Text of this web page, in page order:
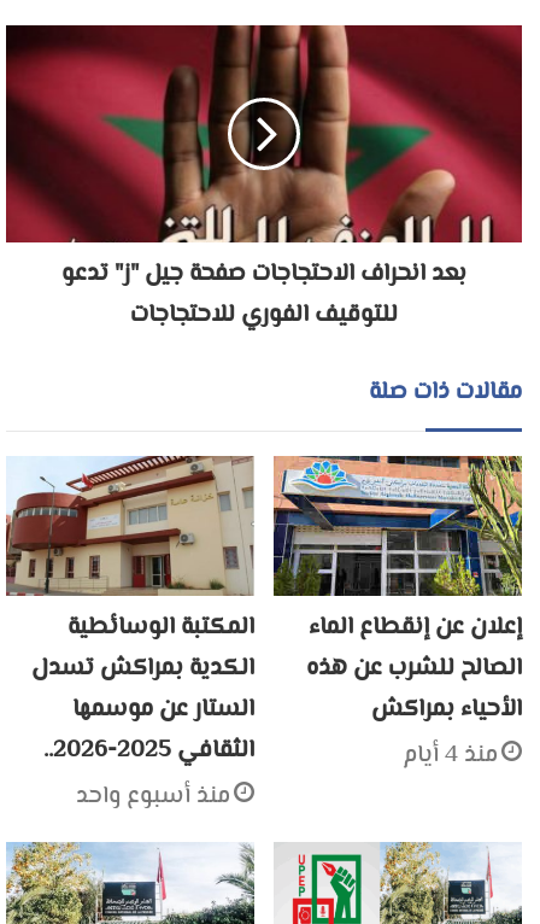
بعد انحراف الاحتجاجات صفحة جيل "ز" تدعو
للتوقيف الفوري للاحتجاجات
مقالات ذات صلة
إعلان عن إنقطاع الماء
الصالح للشرب عن هذه
الأحياء بمراكش
منذ 4 أيام
المكتبة الوسائطية
الكدية بمراكش تسدل
الستار عن موسمها
الثقافي 2025-2026..
منذ أسبوع واحد